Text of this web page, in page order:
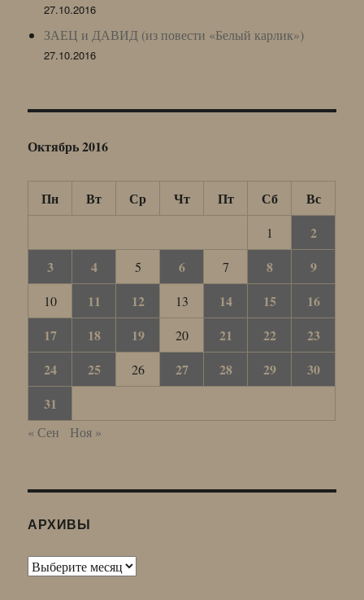
27.10.2016
ЗАЕЦ и ДАВИД (из повести «Белый карлик»)
27.10.2016
Октябрь 2016
Пн Вт Ср Чт Пт Сб Вс
1
2
3
4 5 6 7 8 9
10 11 12 13 14 15
16
17
18 19 20 21 22
23
24
25 26 27 28 29
30
31
« Сен Ноя »
АРХИВЫ
Архивы